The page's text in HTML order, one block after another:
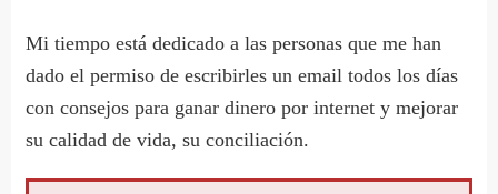
Mi tiempo está dedicado a las personas que me han
dado el permiso de escribirles un email todos los días
con consejos para ganar dinero por internet y mejorar
su calidad de vida, su conciliación.